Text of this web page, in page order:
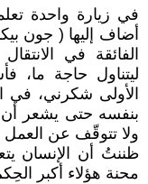
في زيارة واحدة
أضاف إليها ( جون
الفائقة في
ليتناول حاجة ما،
الأولى شكرني، في
بنفسه حتى يشعر أن
ولا تتوقّف عن
ظننتُ أن الإنسان
محنة هؤلاء أكبر